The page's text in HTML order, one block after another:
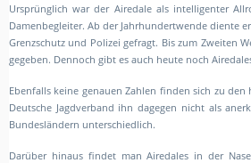
Ursprünglich war der Airedale als intelligenter
Damenbegleiter. Ab der Jahrhundertwende diente
Grenzschutz und Polizei gefragt. Bis zum Zweiten
gegeben. Dennoch gibt es auch heute noch
Ebenfalls keine genauen Zahlen finden sich zu
Deutsche Jagdverband ihn dagegen nicht als
Bundesländern unterschiedlich.
Darüber hinaus findet man Airedales in der